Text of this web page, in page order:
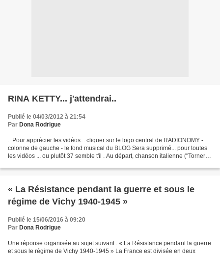
RINA KETTY... j'attendrai..
Publié le 04/03/2012 à 21:54
Par Dona Rodrigue
.. Pour apprécier les vidéos... cliquer sur le logo central de RADIONOMY -
colonne de gauche - le fond musical du BLOG Sera supprimé... pour toutes
les vidéos ... ou plutôt 37 semble t'il . Au départ, chanson italienne ("Tornerai"
« La Résistance pendant la guerre et sous le
régime de Vichy 1940-1945 »
Publié le 15/06/2016 à 09:20
Par Dona Rodrigue
Une réponse organisée au sujet suivant : « La Résistance pendant la guerre
et sous le régime de Vichy 1940-1945 » La France est divisée en deux